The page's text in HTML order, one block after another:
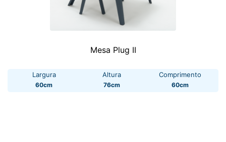
Mesa Plug II
Largura
60cm
Altura
76cm
Comprimento
60cm